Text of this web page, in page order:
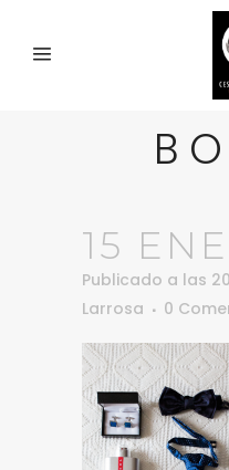
15 ENE
Publicado a las
Larrosa
0